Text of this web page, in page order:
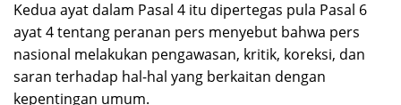
Kedua ayat dalam Pasal 4 itu dipertegas pula Pasal 6
ayat 4 tentang peranan pers menyebut bahwa pers
nasional melakukan pengawasan, kritik, koreksi, dan
saran terhadap hal-hal yang berkaitan dengan
kepentingan umum.